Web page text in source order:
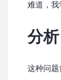
难道，我
分析
这种问题